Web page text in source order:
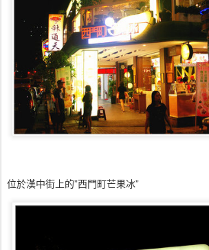
位於漢中街上的”西門町芒果冰”